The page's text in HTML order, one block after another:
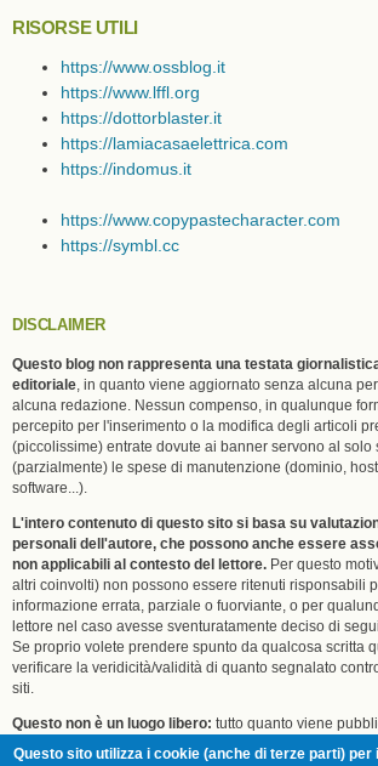
RISORSE UTILI
https://www.ossblog.it
https://www.lffl.org
https://dottorblaster.it
https://lamiacasaelettrica.com
https://indomus.it
https://www.copypastecharacter.com
https://symbl.cc
DISCLAIMER
Questo blog non rappresenta una testata
editoriale, in quanto viene aggiornato senza alcuna
alcuna redazione. Nessun compenso, in qualunque
percepito per l'inserimento o la modifica degli articoli
(piccolissime) entrate dovute ai banner servono al solo
(parzialmente) le spese di manutenzione (dominio,
software...).
L'intero contenuto di questo sito si basa su
personali dell'autore, che possono anche essere
non applicabili al contesto del lettore. Per questo
altri coinvolti) non possono essere ritenuti risponsabili
informazione errata, parziale o fuorviante, o per
lettore nel caso avesse sventuratamente deciso di
Se proprio volete prendere spunto da qualcosa scritta
verificare la veridicità/validità di quanto segnalato
siti.
Questo non è un luogo libero: tutto quanto viene
discrezione dell'autore (Eric) che ci scrive tutte le
Questo sito utilizza i cookie (anche di terze parti) per